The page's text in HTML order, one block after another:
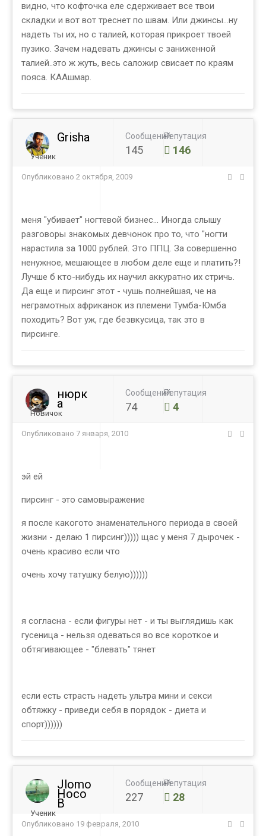
видно, что кофточка еле сдерживает все твои
складки и вот вот треснет по швам. Или джинсы...ну
надеть ты их, но с талией, которая прикроет твоей
пузико. Зачем надевать джинсы с заниженной
талией..это ж жуть, весь саложир свисает по краям
пояса. КААшмар.
Grisha
Ученик
Сообщений
145
Репутация
146
Опубликовано 2 октября, 2009
меня "убивает" ногтевой бизнес... Иногда слышу
разговоры знакомых девчонок про то, что "ногти
нарастила за 1000 рублей. Это ППЦ. За совершенно
ненужное, мешающее в любом деле еще и платить?!
Лучше б кто-нибудь их научил аккуратно их стричь.
Да еще и пирсинг этот - чушь полнейшая, че на
неграмотных африканок из племени Тумба-Юмба
походить? Вот уж, где безвкусица, так это в
пирсинге.
нюрк
а
Новичок
Сообщений
74
Репутация
4
Опубликовано 7 января, 2010
эй ей
пирсинг - это самовыражение
я после какогото знаменательного периода в своей
жизни - делаю 1 пирсинг))))) щас у меня 7 дырочек -
очень красиво если что
очень хочу татушку белую))))))
я согласна - если фигуры нет - и ты выглядишь как
гусеница - нельзя одеваться во все короткое и
обтягивающее - "блевать" тянет
если есть страсть надеть ультра мини и секси
обтяжку - приведи себя в порядок - диета и
спорт))))))
Jlomo
Hoco
B
Ученик
Сообщений
227
Репутация
28
Опубликовано 19 февраля, 2010